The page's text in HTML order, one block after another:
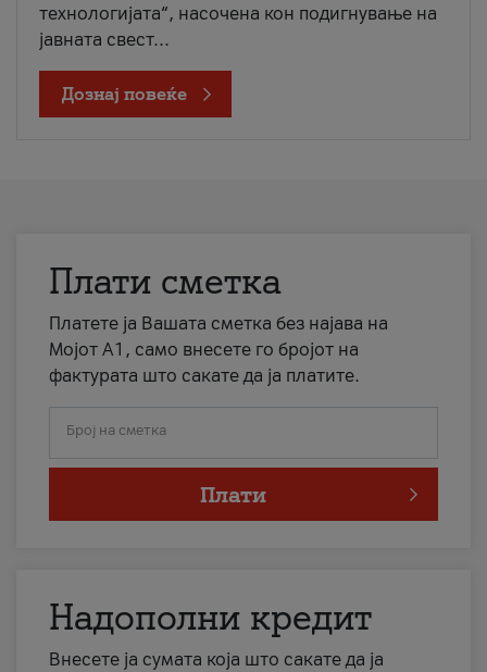
технологијата“, насочена кон подигнување на
јавната свест...
Дознај повеќе
Плати сметка
Платете ја Вашата сметка без најава на
Мојот А1, само внесете го бројот на
фактурата што сакате да ја платите.
Број на сметка
Плати
Надополни кредит
Внесете ја сумата која што сакате да ја